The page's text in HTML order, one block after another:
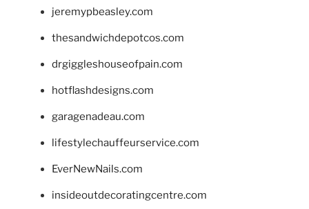
jeremypbeasley.com
thesandwichdepotcos.com
drgiggleshouseofpain.com
hotflashdesigns.com
garagenadeau.com
lifestylechauffeurservice.com
EverNewNails.com
insideoutdecoratingcentre.com